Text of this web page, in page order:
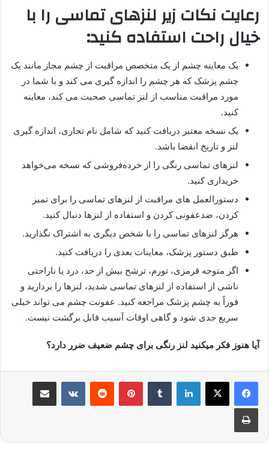
رعایت نکات زیر لنزهای تماسی را با
خیال راحت استفاده کنید:
یک معاینه چشم از یک متخصص مراقبت از چشم مجاز مانند یک
چشم پزشک که هر چشم را اندازه گیری می کند و با شما در
مورد مراقبت مناسب از لنز تماسی صحبت می کند، معاینه
کنید.
یک نسخه معتبر دریافت کنید که شامل نام تجاری، اندازه گیری
لنز و تاریخ انقضا باشد.
لنزهای تماسی رنگی را از خرده‌فروشی که نسخه می‌خواهد
خریداری کنید.
دستورالعمل های مراقبت از لنزهای تماسی را برای تمیز
کردن، ضدعفونی کردن و استفاده از لنزها دنبال کنید.
هرگز لنزهای تماسی را با شخص دیگری به اشتراک نگذارید.
طبق دستور پزشک، معاینات بعدی را دریافت کنید.
اگر متوجه قرمزی، تورم، ترشح بیش از حد، درد یا ناراحتی
ناشی از استفاده از لنزهای تماسی شدید، لنزها را بردارید و
فوراً به چشم پزشک مراجعه کنید. عفونت چشم می تواند خیلی
سریع جدی شود و گاهی اوقات آسیب قابل برگشت نیست.
آیا هنوز فکر میکنید لنز رنگی برای چشم ضعیف ضرر دارد؟
لینکدین ‫تامبلر پینترست‫رددیت ‫VKontakteاشتراک گذاری از طریق ایمیل
چاپ